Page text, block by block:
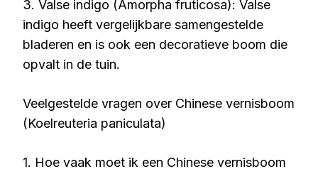
3. Valse indigo (Amorpha fruticosa): Valse
indigo heeft vergelijkbare samengestelde
bladeren en is ook een decoratieve boom die
opvalt in de tuin.
Veelgestelde vragen over Chinese vernisboom
(Koelreuteria paniculata)
1. Hoe vaak moet ik een Chinese vernisboom